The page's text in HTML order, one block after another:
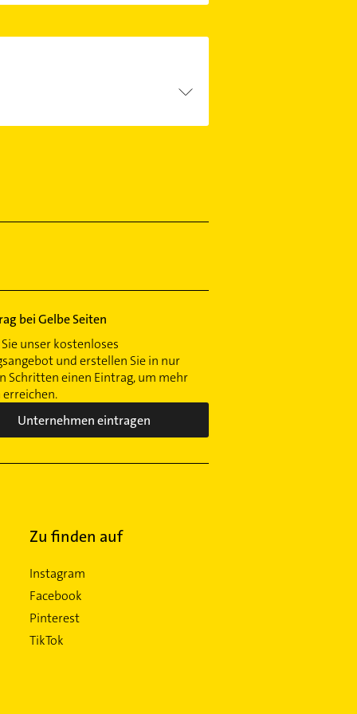
bei Gelbe Seiten
unser kostenloses
und erstellen Sie in nur
Schritten einen Eintrag, um mehr
erreichen.
Unternehmen eintragen
Zu finden auf
Instagram
Facebook
Pinterest
TikTok